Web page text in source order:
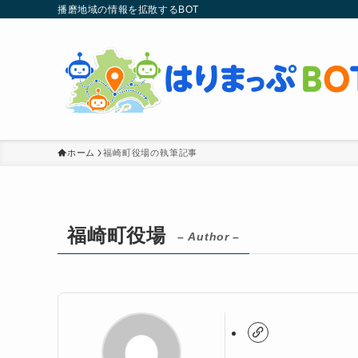
播磨地域の情報を拡散するBOT
ホーム 福崎町役場の執筆記事
福崎町役場 – Author –